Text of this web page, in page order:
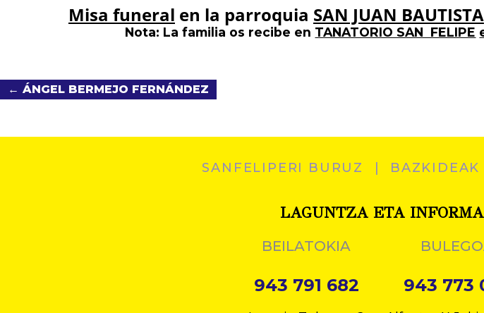
Misa funeral en la parroquia SAN JUAN BAUTISTA
Nota: La familia os recibe en TANATORIO SAN FELIPE
← ÁNGEL BERMEJO FERNÁNDEZ
SANFELIPERI BURUZ BAZKIDEAK
LAGUNTZA ETA
BEILATOKIA
943 791 682 943 773